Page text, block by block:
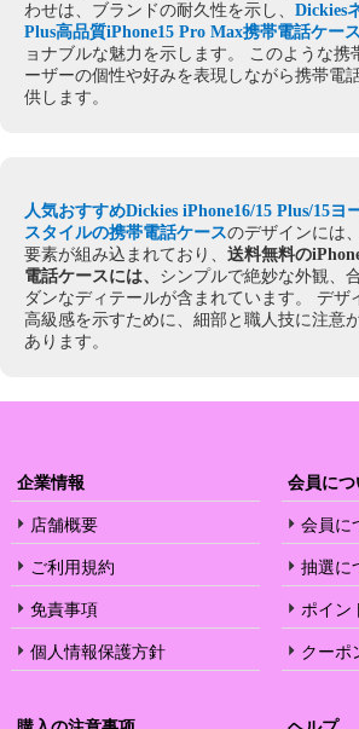
わせは、ブランドの耐久性を示し、 Dickies
Plus高品質iPhone15 Pro Max携帯電話ケース
ョナブルな魅力を示します。 このような携
ーザーの個性や好みを表現しながら携帯電
供します。
人気おすすめDickies iPhone16/15 Plus/15ヨ
スタイルの携帯電話ケースのデザインには
要素が組み込まれており、 送料無料の
電話ケースには、 シンプルで絶妙な外観、
ダンなディテールが含まれています。 デザ
高級感を示すために、細部と職人技に注意
あります。
企業情報
店舗概要
ご利用規約
免責事項
個人情報保護方針
会員につ
会員に
抽選に
ポイン
クーポ